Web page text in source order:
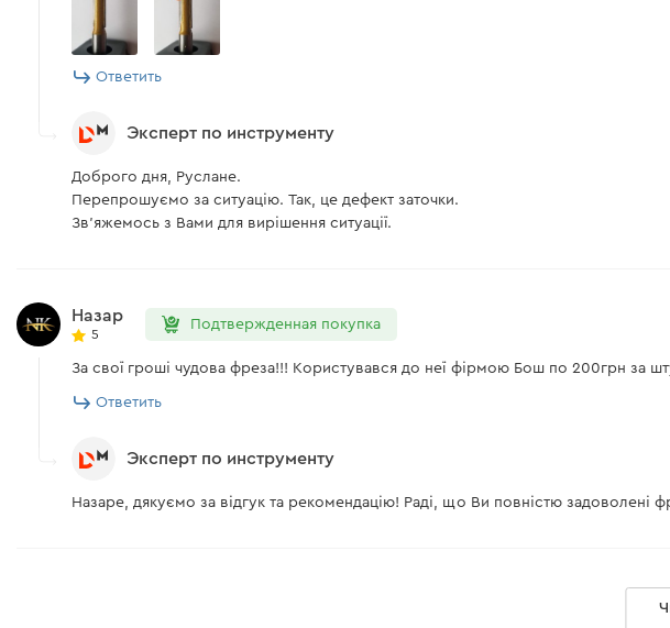
Ответить
Эксперт по инструменту
Доброго дня, Руслане.
Перепрошуємо за ситуацію. Так, це дефект заточки.
Зв'яжемось з Вами для вирішення ситуації.
Назар
5
Подтвержденная покупка
За свої гроші чудова фреза!!! Користувався до неї фірмою Бош по 200грн за
Ответить
Эксперт по инструменту
Назаре, дякуємо за відгук та рекомендацію! Раді, що Ви повністю